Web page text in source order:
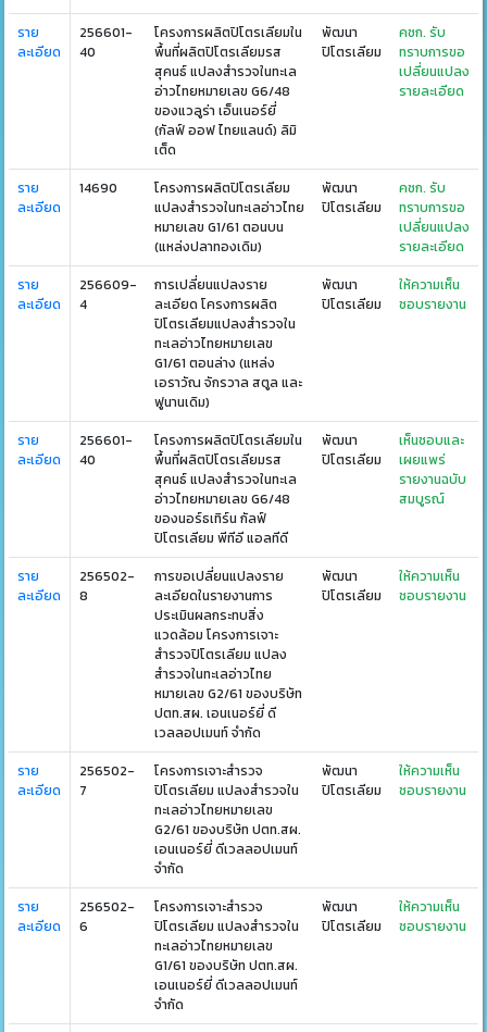
ราย
ละเอียด
256601-
40
โครงการผลิตปิโตรเลียมใน
พื้นที่ผลิตปิโตรเลียมรส
สุคนธ์ แปลงสำรวจในทะเล
อ่าวไทยหมายเลข G6/48
ของแวลูร่า เอ็นเนอร์ยี่
(กัลฟ์ ออฟ ไทยแลนด์) ลิมิ
เต็ด
พัฒนา
ปิโตรเลียม
คชก. รับ
ทราบการขอ
เปลี่ยนแปลง
รายละเอียด
ราย
ละเอียด
14690
โครงการผลิตปิโตรเลียม
แปลงสำรวจในทะเลอ่าวไทย
หมายเลข G1/61 ตอนบน
(แหล่งปลาทองเดิม)
พัฒนา
ปิโตรเลียม
คชก. รับ
ทราบการขอ
เปลี่ยนแปลง
รายละเอียด
ราย
ละเอียด
256609-
4
การเปลี่ยนแปลงราย
ละเอียด โครงการผลิต
ปิโตรเลียมแปลงสำรวจใน
ทะเลอ่าวไทยหมายเลข
G1/61 ตอนล่าง (แหล่ง
เอราวัณ จักรวาล สตูล และ
ฟูนานเดิม)
พัฒนา
ปิโตรเลียม
ให้ความเห็น
ชอบรายงาน
ราย
ละเอียด
256601-
40
โครงการผลิตปิโตรเลียมใน
พื้นที่ผลิตปิโตรเลียมรส
สุคนธ์ แปลงสำรวจในทะเล
อ่าวไทยหมายเลข G6/48
ของนอร์ธเทิร์น กัลฟ์
ปิโตรเลียม พีทีอี แอลทีดี
พัฒนา
ปิโตรเลียม
เห็นชอบและ
เผยแพร่
รายงานฉบับ
สมบูรณ์
ราย
ละเอียด
256502-
8
การขอเปลี่ยนแปลงราย
ละเอียดในรายงานการ
ประเมินผลกระทบสิ่ง
แวดล้อม โครงการเจาะ
สำรวจปิโตรเลียม แปลง
สำรวจในทะเลอ่าวไทย
หมายเลข G2/61 ของบริษัท
ปตท.สผ. เอนเนอร์ยี่ ดี
เวลลอปเมนท์ จำกัด
พัฒนา
ปิโตรเลียม
ให้ความเห็น
ชอบรายงาน
ราย
ละเอียด
256502-
7
โครงการเจาะสำรวจ
ปิโตรเลียม แปลงสำรวจใน
ทะเลอ่าวไทยหมายเลข
G2/61 ของบริษัท ปตท.สผ.
เอนเนอร์ยี่ ดีเวลลอปเมนท์
จำกัด
พัฒนา
ปิโตรเลียม
ให้ความเห็น
ชอบรายงาน
ราย
ละเอียด
256502-
6
โครงการเจาะสำรวจ
ปิโตรเลียม แปลงสำรวจใน
ทะเลอ่าวไทยหมายเลข
G1/61 ของบริษัท ปตท.สผ.
เอนเนอร์ยี่ ดีเวลลอปเมนท์
จำกัด
พัฒนา
ปิโตรเลียม
ให้ความเห็น
ชอบรายงาน